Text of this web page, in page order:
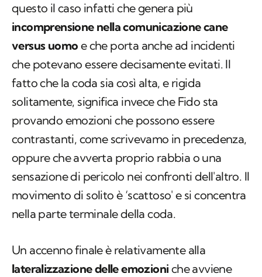
questo il caso infatti che genera più
incomprensione nella comunicazione cane
versusuomo e che porta anche ad incidenti
che potevano essere decisamente evitati. Il
fatto che la coda sia così alta, e rigida
solitamente, significa invece che Fido sta
provando emozioni che possono essere
contrastanti, come scrivevamo in precedenza,
oppure che avverta proprio rabbia o una
sensazione di pericolo nei confronti dell'altro. Il
movimento di solito è ‘scattoso' e si concentra
nella parte terminale della coda.
Un accenno finale è relativamente alla
lateralizzazione delle emozioni che avviene